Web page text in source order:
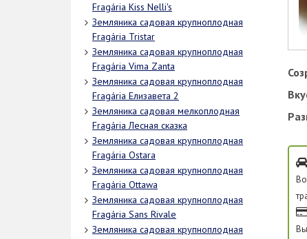
Fragária Kiss Nelli's
Земляника садовая крупноплодная
Fragária Tristar
Земляника садовая крупноплодная
Fragária Vima Zanta
Земляника садовая крупноплодная
Fragária Елизавета 2
Земляника садовая мелкоплодная
Fragária Лесная сказка
Земляника садовая крупноплодная
Fragária Ostara
Земляника садовая крупноплодная
Fragária Ottawa
Земляника садовая крупноплодная
Fragária Sans Rivale
Земляника садовая крупноплодная